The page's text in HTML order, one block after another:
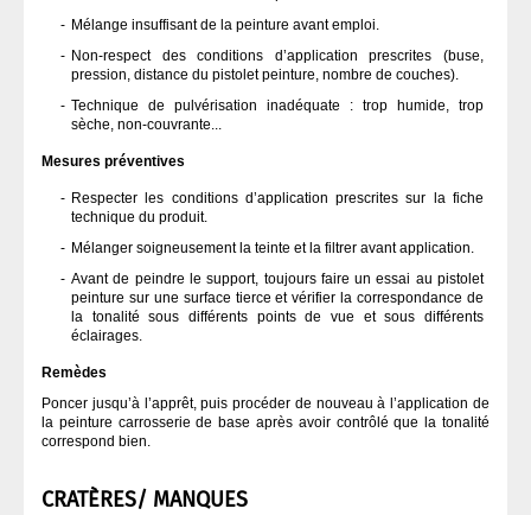
Mélange insuffisant de la peinture avant emploi.
Non-respect des conditions d’application prescrites (buse,
pression, distance du pistolet peinture, nombre de couches).
Technique de pulvérisation inadéquate : trop humide, trop
sèche, non-couvrante...
Mesures préventives
Respecter les conditions d’application prescrites sur la fiche
technique du produit.
Mélanger soigneusement la teinte et la filtrer avant application.
Avant de peindre le support, toujours faire un essai au pistolet
peinture sur une surface tierce et vérifier la correspondance de
la tonalité sous différents points de vue et sous différents
éclairages.
Remèdes
Poncer jusqu’à l’apprêt, puis procéder de nouveau à l’application de
la peinture carrosserie de base après avoir contrôlé que la tonalité
correspond bien.
CRATÈRES/ MANQUES